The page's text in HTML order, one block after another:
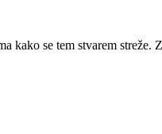
se tem stvarem